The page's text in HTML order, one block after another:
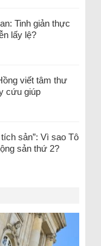
Tinh giản thực
lấy lệ?
viết tâm thư
cứu giúp
sản”: Vì sao Tô
sản thứ 2?